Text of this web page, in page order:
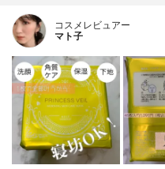
コスメレビュアー
マト子